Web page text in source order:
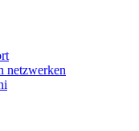
netzwerken